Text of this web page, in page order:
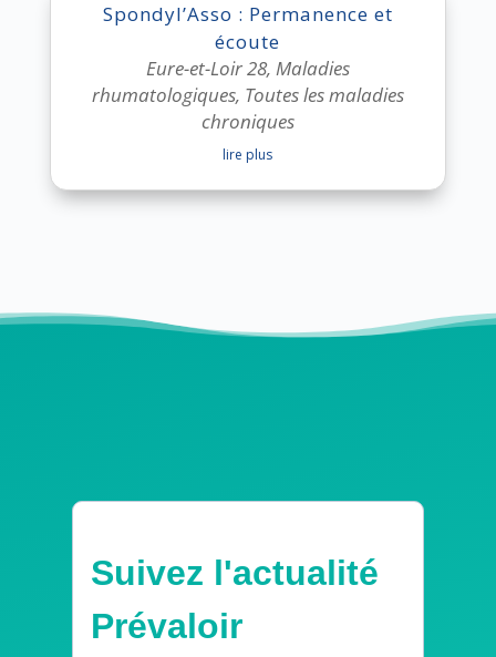
Spondyl’Asso : Permanence et
écoute
Eure-et-Loir 28, Maladies
rhumatologiques, Toutes les maladies
chroniques
lire plus